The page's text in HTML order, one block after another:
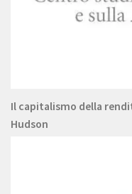
Il capitalismo della
Hudson